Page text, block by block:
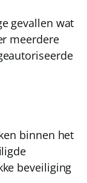
gevallen wat
meerdere
binnen het
beveiliging